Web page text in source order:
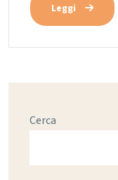
Leggi
Cerca